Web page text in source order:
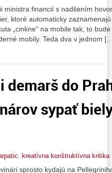
ministra financií s nadšením
ktoré automaticky
„cinkne“ na mobile tak, to
mobily. Teda dva v jednom
demarš do
sypať
kreatívna konštruktívna kritika
sprosto kydajú na